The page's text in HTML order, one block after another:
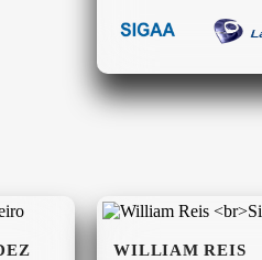
WILLIAM REIS